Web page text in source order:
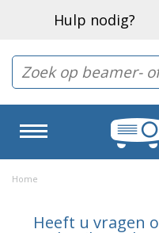
Hulp nodig?
Home
Heeft u vragen